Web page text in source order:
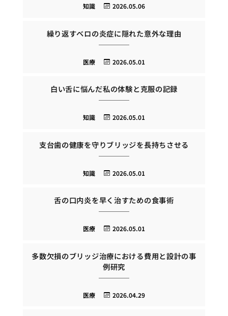
2026.05.06
知識
繰り返すベロの炎症に隠れた意外な理由
2026.05.01
医療
白い舌に悩んだ私の体験と克服の記録
2026.05.01
知識
支台歯の健康を守りブリッジを長持ちさせる
2026.05.01
知識
舌の口内炎を早く治すための食事術
2026.05.01
医療
多数欠損のブリッジ治療における費用と設計の事
例研究
2026.04.29
医療